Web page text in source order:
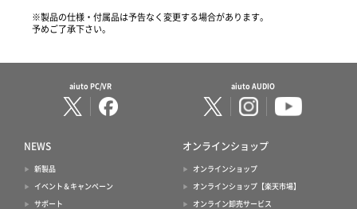
※製品の仕様・付属品は予告なく変更する場合があります。
予めご了承下さい。
aiuto PC/VR aiuto AUDIO
NEWS
新製品
イベント＆キャンペーン
サポート
オンラインショップ
オンラインショップ
オンラインショップ【楽天市場】
オンライン卸売サービス